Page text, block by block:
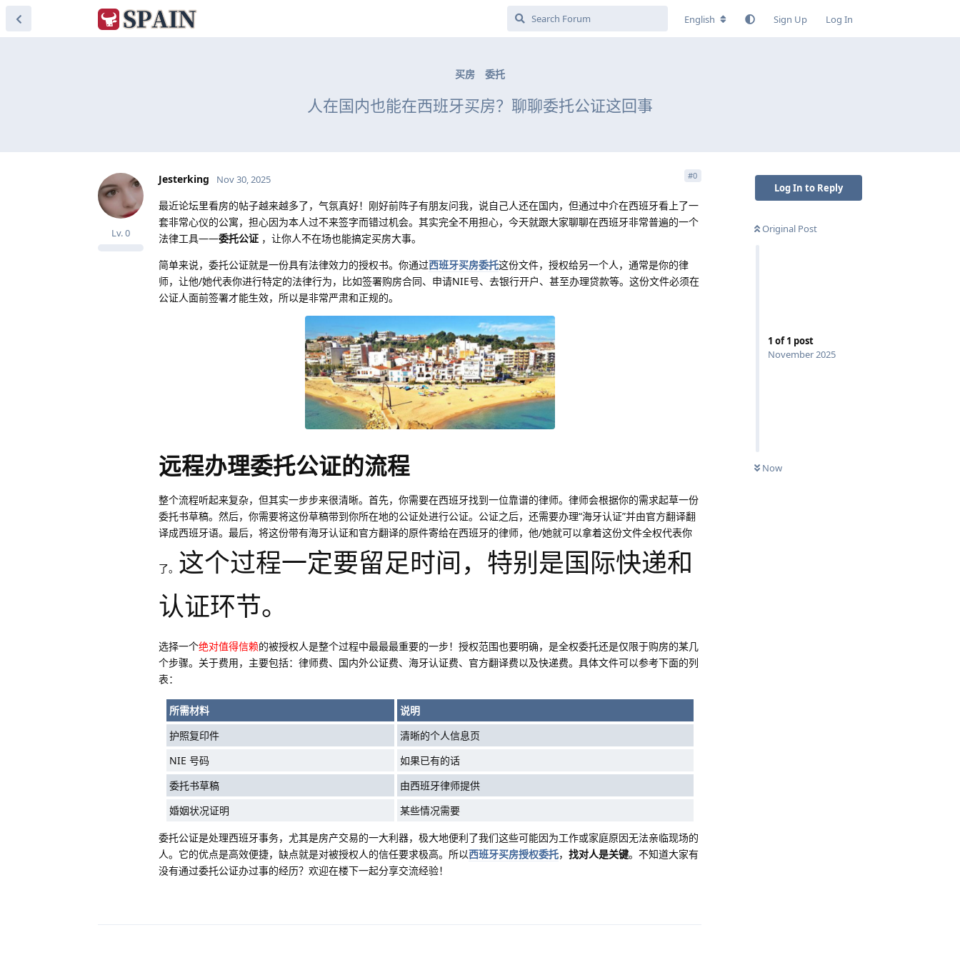
English Sign Up Log In
买房 委托
人在国内也能在西班牙买房？聊聊委托公证这回事
Log In to Reply
Original Post
1 of1 post
November 2025
Now
Jesterking
Lv.0
Nov 30, 2025 #0
最近论坛里看房的帖子越来越多了，气氛真好！刚好前阵子有朋友问我，说自己人还在国内，但通过中介在西班牙看上了一
套非常心仪的公寓，担心因为本人过不来签字而错过机会。其实完全不用担心，今天就跟大家聊聊在西班牙非常普遍的一个
法律工具——委托公证 ，让你人不在场也能搞定买房大事。
简单来说，委托公证就是一份具有法律效力的授权书。你通过西班牙买房委托这份文件，授权给另一个人，通常是你的律
师，让他/她代表你进行特定的法律行为，比如签署购房合同、申请NIE号、去银行开户、甚至办理贷款等。这份文件必须在
公证人面前签署才能生效，所以是非常严肃和正规的。
远程办理委托公证的流程
整个流程听起来复杂，但其实一步步来很清晰。首先，你需要在西班牙找到一位靠谱的律师。律师会根据你的需求起草一份
委托书草稿。然后，你需要将这份草稿带到你所在地的公证处进行公证。公证之后，还需要办理“海牙认证”并由官方翻译翻
译成西班牙语。最后，将这份带有海牙认证和官方翻译的原件寄给在西班牙的律师，他/她就可以拿着这份文件全权代表你
了。 这个过程一定要留足时间，特别是国际快递和
认证环节。
选择一个绝对值得信赖的被授权人是整个过程中最最最重要的一步！授权范围也要明确，是全权委托还是仅限于购房的某几
个步骤。关于费用，主要包括：律师费、国内外公证费、海牙认证费、官方翻译费以及快递费。具体文件可以参考下面的列
表：
所需材料
说明
护照复印件
清晰的个人信息页
NIE 号码
如果已有的话
委托书草稿
由西班牙律师提供
婚姻状况证明
某些情况需要
委托公证是处理西班牙事务，尤其是房产交易的一大利器，极大地便利了我们这些可能因为工作或家庭原因无法亲临现场的
人。它的优点是高效便捷，缺点就是对被授权人的信任要求极高。所以西班牙买房授权委托， 找对人是关键。不知道大家有
没有通过委托公证办过事的经历？欢迎在楼下一起分享交流经验！